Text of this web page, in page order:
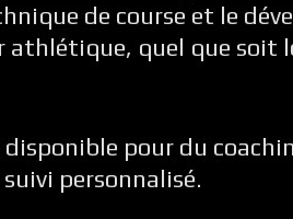
de course et le
athlétique, quel que soit
pour du
personnalisé.